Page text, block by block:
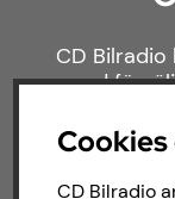
CD
med
brett
CD Bilradio